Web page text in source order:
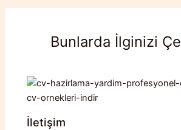
Bunlarda İlginizi
İletişim